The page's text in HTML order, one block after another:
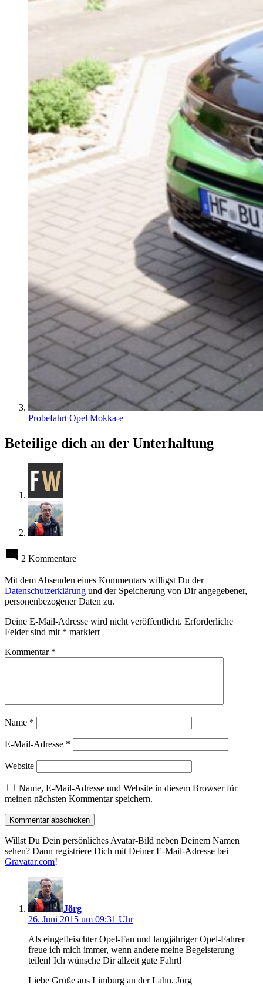
Probefahrt Opel Mokka-e
Beteilige dich an der Unterhaltung
2 Kommentare
Mit dem Absenden eines Kommentars willigst Du der
Datenschutzerklärung und der Speicherung von Dir angegebener,
personenbezogener Daten zu.
Deine E-Mail-Adresse wird nicht veröffentlicht. Erforderliche
Felder sind mit * markiert
Kommentar *
Name *
E-Mail-Adresse *
Website
Name, E-Mail-Adresse und Website in diesem Browser für
meinen nächsten Kommentar speichern.
Willst Du Dein persönliches Avatar-Bild neben Deinem Namen
sehen? Dann registriere Dich mit Deiner E-Mail-Adresse bei
Gravatar.com!
Jörg
26. Juni 2015 um 09:31 Uhr
Als eingefleischter Opel-Fan und langjähriger Opel-Fahrer
freue ich mich immer, wenn andere meine Begeisterung
teilen! Ich wünsche Dir allzeit gute Fahrt!
Liebe Grüße aus Limburg an der Lahn. Jörg